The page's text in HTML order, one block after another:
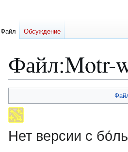
Файл:Motr-
к
навигации
к
поиску
Нет версии с
Файл Обсуждение